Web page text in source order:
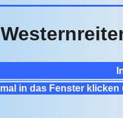
in das Fenster